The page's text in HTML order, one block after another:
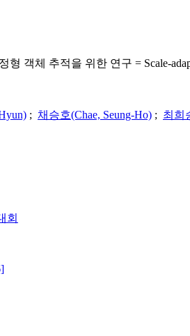
객체 추적을 위한 연구 = Scale-
; 채승호(Chae, Seung-Ho) ; 최희
회